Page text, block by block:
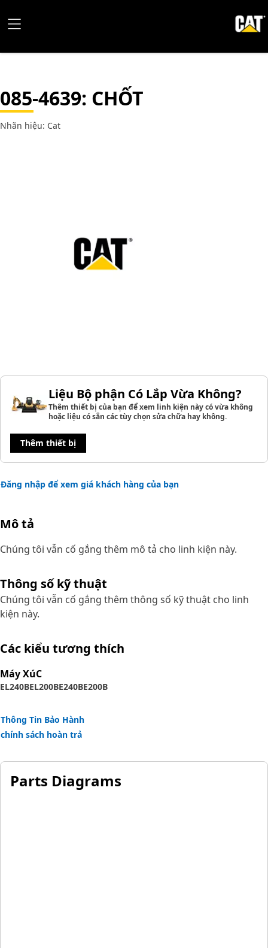
085-4639: CHỐT
Nhãn hiệu: Cat
Liệu Bộ phận Có Lắp Vừa Không?
Thêm thiết bị của bạn để xem linh kiện này có vừa không
hoặc liệu có sẵn các tùy chọn sửa chữa hay không.
Thêm thiết bị
Đăng nhập để xem giá khách hàng của bạn
Mô tả
Chúng tôi vẫn cố gắng thêm mô tả cho linh kiện này.
Thông số kỹ thuật
Chúng tôi vẫn cố gắng thêm thông số kỹ thuật cho linh
kiện này.
Các kiểu tương thích
Máy XúC
EL240BEL200BE240BE200B
Thông Tin Bảo Hành
chính sách hoàn trả
Parts Diagrams